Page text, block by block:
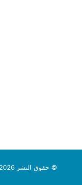
© حقوق النشر 2026، جميع الحقوق محفوظة بوابة سعودي اون